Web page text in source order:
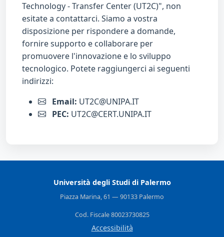
Technology - Transfer Center (UT2C)", non
esitate a contattarci. Siamo a vostra
disposizione per rispondere a domande,
fornire supporto e collaborare per
promuovere l'innovazione e lo sviluppo
tecnologico. Potete raggiungerci ai seguenti
indirizzi:
Email: UT2C@UNIPA.IT
PEC: UT2C@CERT.UNIPA.IT
Università degli Studi di Palermo
Piazza Marina, 61 — 90133 Palermo
Cod. Fiscale 80023730825
Accessibilità